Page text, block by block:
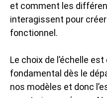
et comment les
interagissent pour
fonctionnel.
Le choix de l’échelle
fondamental dès le
nos modèles et donc